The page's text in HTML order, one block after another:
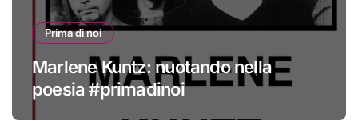
Prima di noi
Marlene Kuntz: nuotando nella
poesia #primadinoi